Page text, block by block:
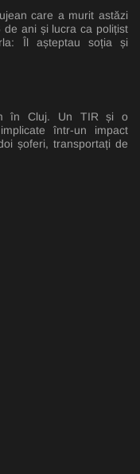
care a murit astăzi
de ani și lucra ca polițist
Îl așteptau soția și
în Cluj. Un TIR și o
într-un impact
șoferi, transportați de